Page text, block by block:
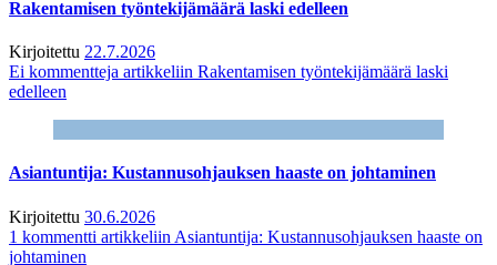
Rakentamisen työntekijämäärä laski edelleen
Kirjoitettu 22.7.2026
Ei kommentteja artikkeliin Rakentamisen työntekijämäärä laski
edelleen
Asiantuntija: Kustannusohjauksen haaste on johtaminen
Kirjoitettu 30.6.2026
1 kommentti artikkeliin Asiantuntija: Kustannusohjauksen haaste on
johtaminen